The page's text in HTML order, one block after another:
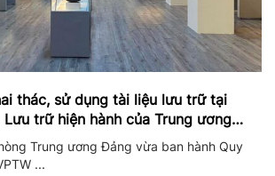
thác, sử dụng tài liệu lưu trữ tại
trữ hiện hành của Trung ương
Trung ương Đảng
Trung ương Đảng vừa ban hành Quy
...